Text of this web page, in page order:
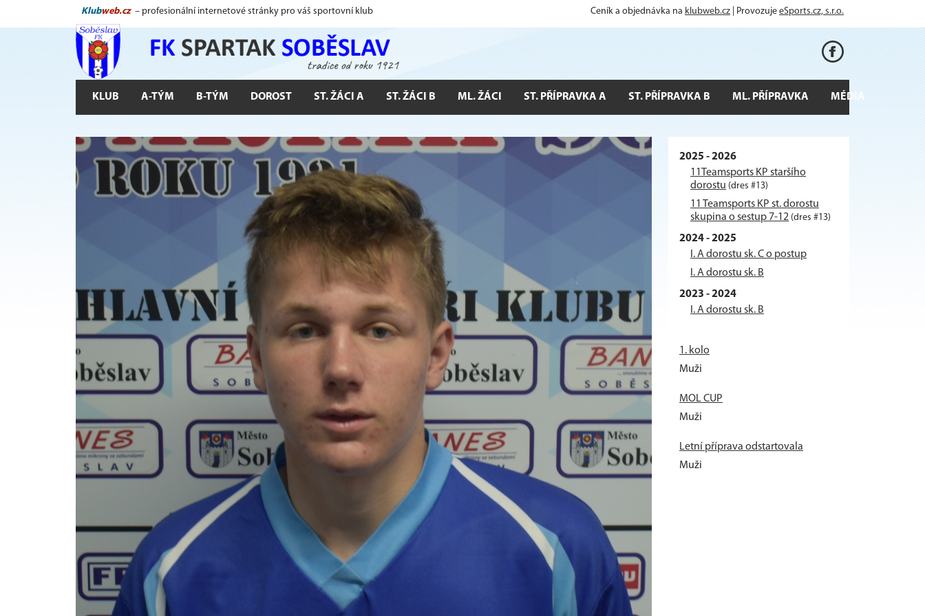
Klubweb.cz – profesionální internetové stránky pro váš sportovní klub Ceník a objednávka na klubweb.cz | Provozuje eSports.cz, s.r.o.
KLUB A-TÝM B-TÝM DOROST ST. ŽÁCI A ST. ŽÁCI B ML. ŽÁCI ST. PŘÍPRAVKA A ST. PŘÍPRAVKA B ML. PŘÍPRAVKA MÉDIA
2025 - 2026
11Teamsports KP staršího
dorostu (dres #13)
11 Teamsports KP st. dorostu
skupina o sestup 7-12 (dres #13)
2024 - 2025
I. A dorostu sk. C o postup
I. A dorostu sk. B
2023 - 2024
I. A dorostu sk. B
1. kolo
Muži
MOL CUP
Muži
Letní příprava odstartovala
Muži